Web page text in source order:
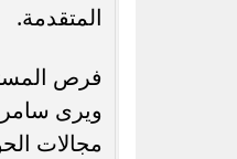
المتقدمة.
فرص
ويرى سامر
مجالات